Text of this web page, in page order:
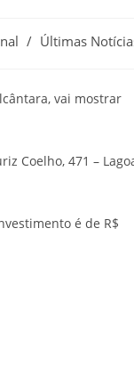
/ Últimas
vai mostrar
Coelho, 471 –
é de R$